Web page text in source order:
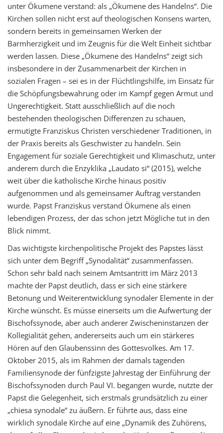
unter Ökumene verstand: als „Ökumene des Handelns“. Die
Kirchen sollen nicht erst auf theologischen Konsens warten,
sondern bereits in gemeinsamen Werken der
Barmherzigkeit und im Zeugnis für die Welt Einheit sichtbar
werden lassen. Diese „Ökumene des Handelns“ zeigt sich
insbesondere in der Zusammenarbeit der Kirchen in
sozialen Fragen – sei es in der Flüchtlingshilfe, im Einsatz für
die Schöpfungsbewahrung oder im Kampf gegen Armut und
Ungerechtigkeit. Statt ausschließlich auf die noch
bestehenden theologischen Differenzen zu schauen,
ermutigte Franziskus Christen verschiedener Traditionen, in
der Praxis bereits als Geschwister zu handeln. Sein
Engagement für soziale Gerechtigkeit und Klimaschutz, unter
anderem durch die Enzyklika „Laudato si“ (2015), welche
weit über die katholische Kirche hinaus positiv
aufgenommen und als gemeinsamer Auftrag verstanden
wurde. Papst Franziskus verstand Ökumene als einen
lebendigen Prozess, der das schon jetzt Mögliche tut in den
Blick nimmt.
Das wichtigste kirchenpolitische Projekt des Papstes lässt
sich unter dem Begriff „Synodalität“ zusammenfassen.
Schon sehr bald nach seinem Amtsantritt im März 2013
machte der Papst deutlich, dass er sich eine stärkere
Betonung und Weiterentwicklung synodaler Elemente in der
Kirche wünscht. Es müsse einerseits um die Aufwertung der
Bischofssynode, aber auch anderer Zwischeninstanzen der
Kollegialität gehen, andererseits auch um ein stärkeres
Hören auf den Glaubenssinn des Gottesvolkes. Am 17.
Oktober 2015, als im Rahmen der damals tagenden
Familiensynode der fünfzigste Jahrestag der Einführung der
Bischofssynoden durch Paul VI. begangen wurde, nutzte der
Papst die Gelegenheit, sich erstmals grundsätzlich zu einer
„chiesa synodale“ zu äußern. Er führte aus, dass eine
wirklich synodale Kirche auf eine „Dynamik des Zuhörens,